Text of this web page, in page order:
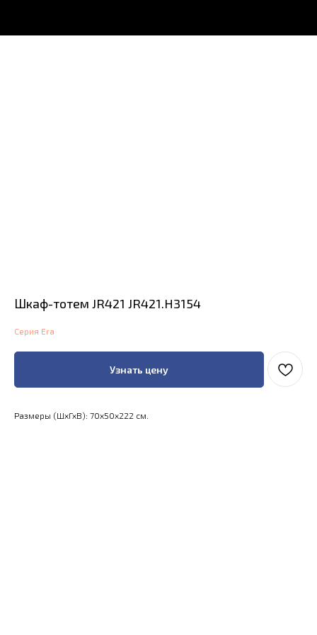
Шкаф-тотем JR421 JR421.H3154
Серия Era
Узнать цену
Размеры (ШхГхВ): 70x50x222 см.